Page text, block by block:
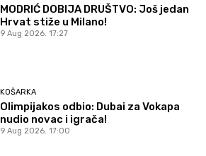
MODRIĆ DOBIJA DRUŠTVO: Još jedan
Hrvat stiže u Milano!
9 Aug 2026. 17:27
KOŠARKA
Olimpijakos odbio: Dubai za Vokapa
nudio novac i igrača!
9 Aug 2026. 17:00